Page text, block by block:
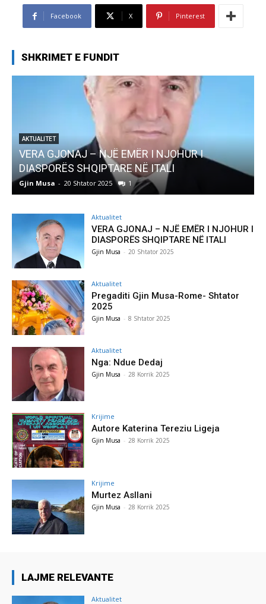
Facebook X Pinterest
SHKRIMET E FUNDIT
AKTUALITET
Pregaditi Gjin Musa-Rome- Shtator 2025
Gjin Musa 8 Shtator 2025 0
Aktualitet
VERA GJONAJ – NJË EMËR I NJOHUR I
DIASPORËS SHQIPTARE NË ITALI
Gjin Musa - 20 Shtator 2025
Aktualitet
Pregaditi Gjin Musa-Rome- Shtator
2025
Gjin Musa - 8 Shtator 2025
Aktualitet
Nga: Ndue Dedaj
Gjin Musa - 28 Korrik 2025
Krijime
Autore Katerina Tereziu Ligeja
Gjin Musa - 28 Korrik 2025
Krijime
Murtez Asllani
Gjin Musa - 28 Korrik 2025
LAJME RELEVANTE
Aktualitet